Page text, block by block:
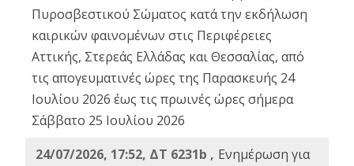
Πυροσβεστικού Σώματος κατά την εκδήλωση
καιρικών φαινομένων στις Περιφέρειες
Αττικής, Στερεάς Ελλάδας και Θεσσαλίας, από
τις απογευματινές ώρες της Παρασκευής 24
Ιουλίου 2026 έως τις πρωινές ώρες σήμερα
Σάββατο 25 Ιουλίου 2026
24/07/2026, 17:52, ΔΤ 6231b , Ενημέρωση για